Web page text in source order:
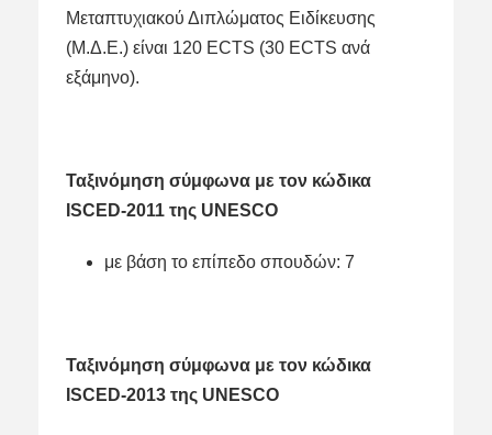
Μεταπτυχιακού Διπλώματος Ειδίκευσης
(Μ.Δ.Ε.) είναι 120 ECTS (30 ECTS ανά
εξάμηνο).
Ταξινόμηση σύμφωνα με τον κώδικα
ISCED-2011 της UNESCO
με βάση το επίπεδο σπουδών: 7
Ταξινόμηση σύμφωνα με τον κώδικα
ISCED-2013 της UNESCO